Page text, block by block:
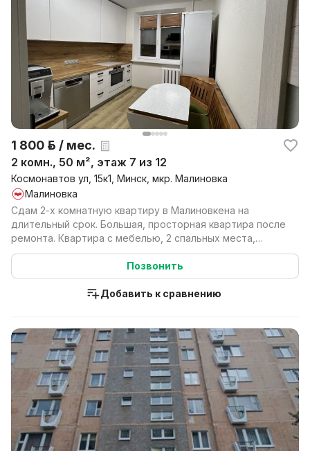
1 800 р. / мес.
2 комн., 50 м², этаж 7 из 12
Космонавтов ул, 15к1, Минск, мкр. Малиновка
Малиновка
Сдам 2-х комнатную квартиру в Малиновкена на
длительный срок. Большая, просторная квартира после
ремонта. Квартира с мебелью, 2 спальных места,
стирал...
Позвонить
Добавить к сравнению